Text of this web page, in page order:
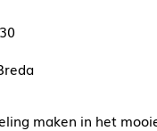
maken in het